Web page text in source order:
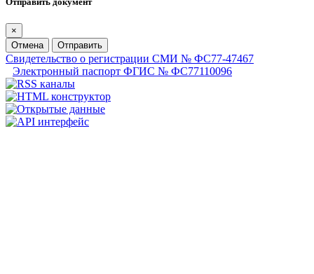
×
Отмена
Отправить
Свидетельство о регистрации СМИ № ФС77-47467
Электронный паспорт ФГИС № ФС77110096